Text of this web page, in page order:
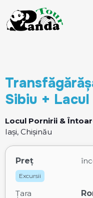
Sibiu + Lacul
Locul Pornirii &
Iași, Chișinău
Preț
Excursii
Țara